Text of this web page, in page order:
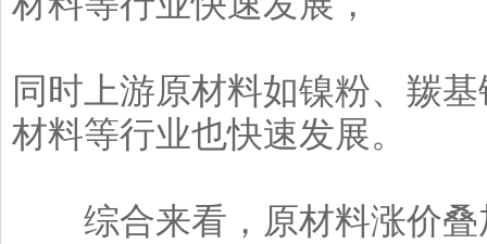
同时上游原材料如镍粉、羰
材料等行业也快速发展。
综合来看，原材料涨价叠